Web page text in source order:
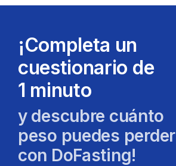
¡Completa un
cuestionario de
1 minuto
y descubre cuánto
peso puedes perder
con DoFasting!